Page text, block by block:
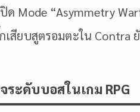
ด Mode “Asymmetry
เสียบสูตรอมตะใน Contra
ะดับบอสในเกม RPG